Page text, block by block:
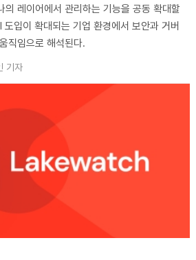
의 레이어에서 관리하는 기능을 공동 확대할
입이 확대되는 기업 환경에서 보안과 거버
직임으로 해석된다.
기자